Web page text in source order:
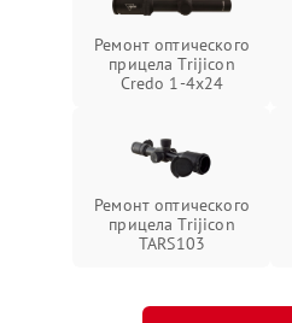
Ремонт оптического
прицела Trijicon
Credo 1-4x24
Ремонт оптического
прицела Trijicon
TARS103